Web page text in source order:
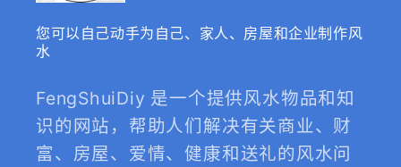
您可以自己动手为自己、家人、房屋和企业制作风
水
FengShuiDiy 是一个提供风水物品和知
识的网站，帮助人们解决有关商业、财
富、房屋、爱情、健康和送礼的风水问